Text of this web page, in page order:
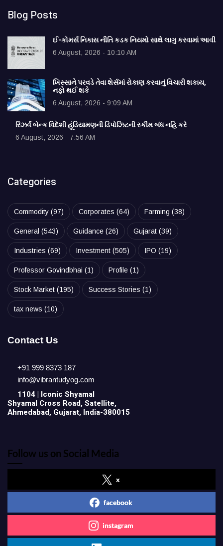
Blog Posts
ઈ-કોમર્સ નિકાસ નીતિ કડક નિયમો સાથે લાગુ કરવામાં આવી
6 August, 2026 - 10:10 AM
ખિસ્સાને પરવડે તેવા શેર્સમાં રોકાણ કરવાનું વિચારી શકાય,
નફો થઈ શકે
6 August, 2026 - 9:09 AM
રિઝર્વ બેન્ક વિદેશી હૂંડિયામણની ડિપોઝિટની સ્કીમ બંધ નહિ કરે
6 August, 2026 - 7:56 AM
Categories
Commodity (97) Corporates (64) Farming (38)
General (543) Guidance (26) Gujarat (39)
Industries (69) Investment (505) IPO (19)
Professor Govindbhai (1) Profile (1)
Stock Market (195) Success Stories (1)
tax news (10)
Contact Us
+91 999 8373 187
info@vibrantudyog.com
1104 | Iconic Shyamal
Shyamal Cross Road, Satellite,
Ahmedabad, Gujarat, India-380015
Follow us on Social Media
x
facebook
instagram